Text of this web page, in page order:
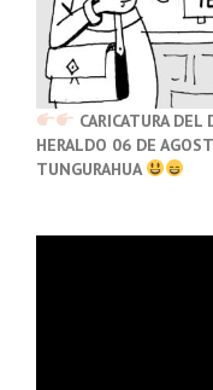
CARICATURA
HERALDO 06 DE
TUNGURAHUA